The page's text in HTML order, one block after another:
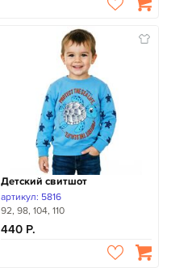
Детский свитшот
артикул: 5816
92, 98, 104, 110
440